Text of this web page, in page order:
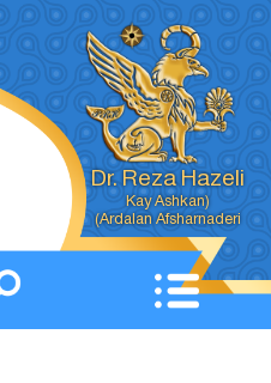
Dr. Reza Hazeli
Ardalan Afsharnaderi)